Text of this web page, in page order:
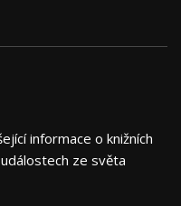
informace o knižních
ze světa